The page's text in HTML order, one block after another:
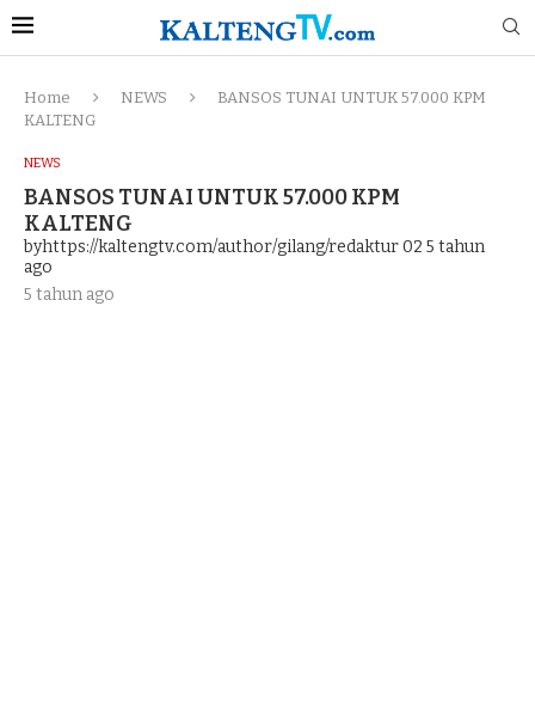
Home NEWS
BANSOS TUNAI UNTUK 57.000 KPM
KALTENG
NEWS
BANSOS TUNAI UNTUK 57.000 KPM
KALTENG
byhttps://kaltengtv.com/author/gilang/redaktur 02 5 tahun
ago
5 tahun ago